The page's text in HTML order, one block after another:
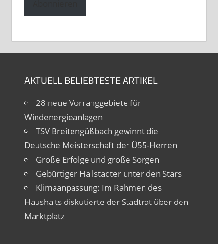
AKTUELL BELIEBTESTE ARTIKEL
28 neue Vorranggebiete für
Windenergieanlagen
TSV Breitengüßbach gewinnt die
Deutsche Meisterschaft der Ü55-Herren
Große Erfolge und große Sorgen
Gebürtiger Hallstadter unter den Stars
Klimaanpassung: Im Rahmen des
Haushalts diskutierte der Stadtrat über den
Marktplatz